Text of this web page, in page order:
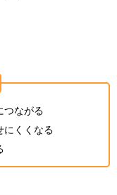
つながる
くくなる